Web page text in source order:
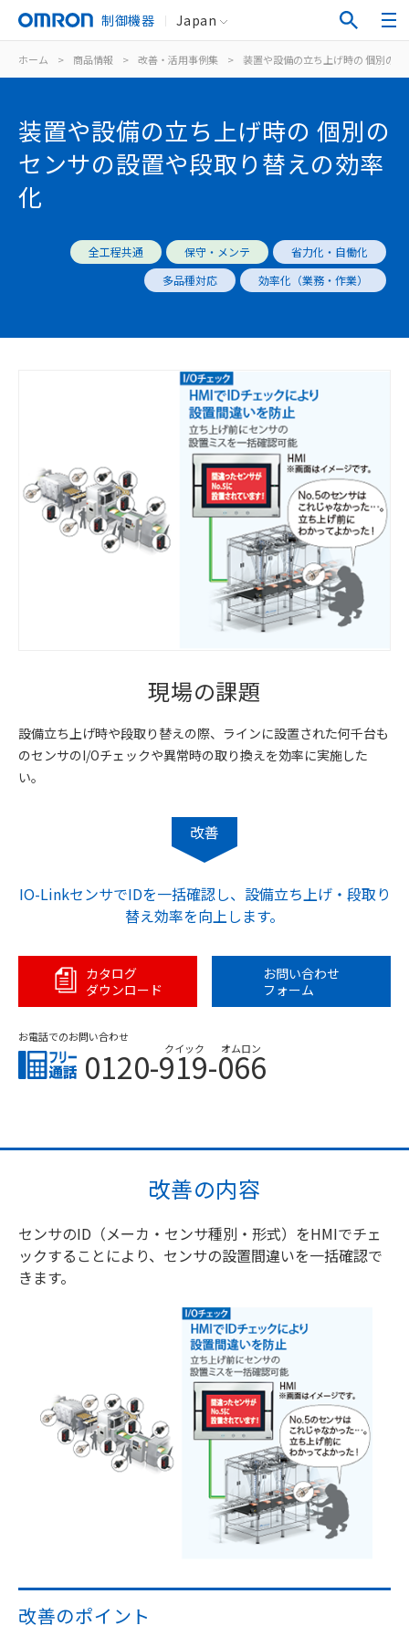
制御機器 Japan
ホーム > 商品情報 > 改善・活用事例集 > 装置や設備の立ち上げ時の 個別の
装置や設備の立ち上げ時の 個別の
センサの設置や段取り替えの効率
化
全工程共通 保守・メンテ
省力化・自働化
多品種対応
効率化（業務・作業）
現場の課題
設備立ち上げ時や段取り替えの際、ラインに設置された何千台も
のセンサのI/Oチェックや異常時の取り換えを効率に実施した
い。
改善
IO-LinkセンサでIDを一括確認し、設備立ち上げ・段取り
替え効率を向上します。
カタログ
ダウンロード
お問い合わせ
フォーム
お電話でのお問い合わせ
0120-919-066
クイック オムロン
改善の内容
センサのID（メーカ・センサ種別・形式）をHMIでチェ
ックすることにより、センサの設置間違いを一括確認で
きます。
改善のポイント